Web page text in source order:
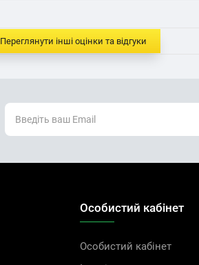
Переглянути інші оцінки та відгуки
Особистий кабінет
Особистий кабінет